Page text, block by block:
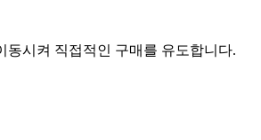
시켜 직접적인 구매를 유도합니다.